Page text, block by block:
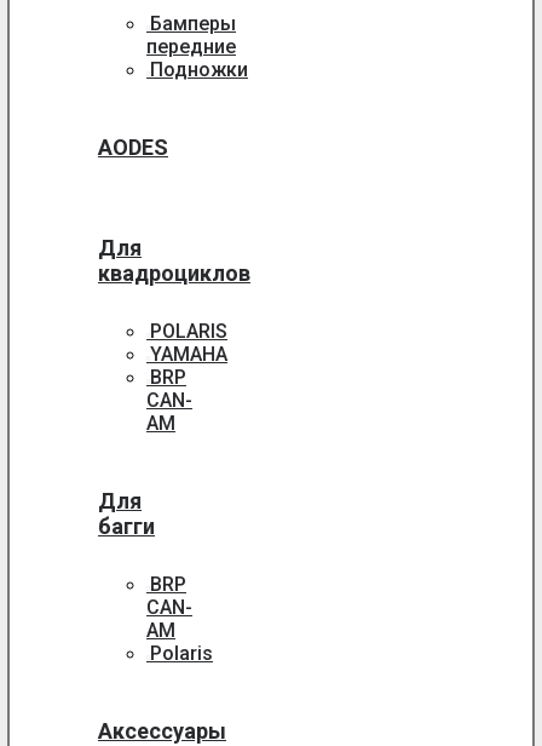
Бамперы
передние
Подножки
AODES
Для
квадроциклов
POLARIS
YAMAHA
BRP
CAN-
AM
Для
багги
BRP
CAN-
AM
Polaris
Аксессуары